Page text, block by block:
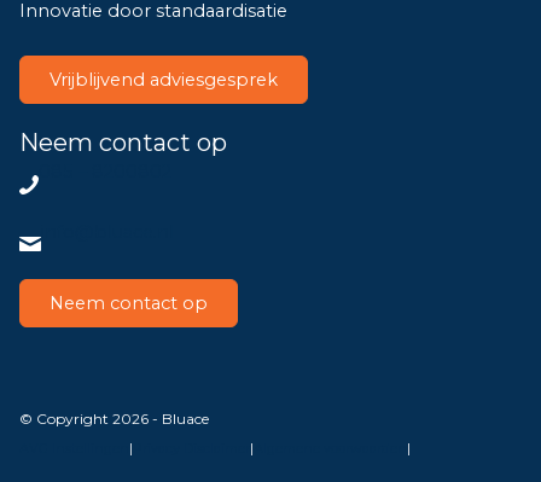
Innovatie door standaardisatie
Vrijblijvend adviesgesprek
Neem contact op
Neem contact op
© Copyright 2026 - Bluace
| | |